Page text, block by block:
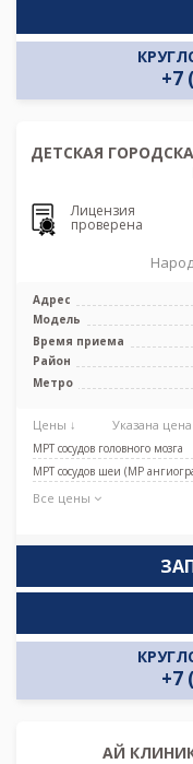
+7
ДЕТСКАЯ
Лицензия
проверена
Адрес
Модель
Время приема
Район
Метро
Цены ↓ Указана
МРТ сосудов головного мозга
МРТ сосудов шеи (МР
Все цены
+7
АЙ